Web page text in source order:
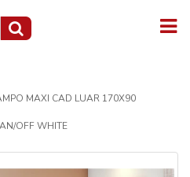
MAXI CAD LUAR 170X90
OFF WHITE